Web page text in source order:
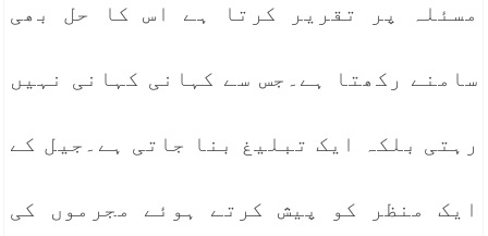
مسئلہ پر تقریر کرتا ہے اس کا حل بھی
سامنے رکھتا ہے۔جس سے کہانی کہانی نہیں
رہتی بلکہ ایک تبلیغ بنا جاتی ہے۔جیل کے
ایک منظر کو پیش کرتے ہوئے مجرموں کی